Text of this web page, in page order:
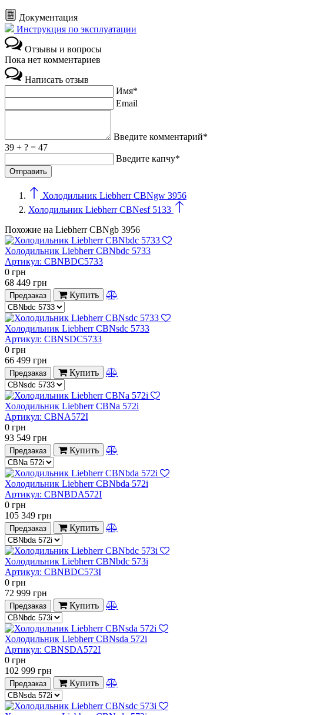
Документация
Инструкция по эксплуатации
Отзывы и вопросы
Пока нет комментариев
Написать отзыв
Имя*
Email
Введите комментарий*
39 + ? = 47
Введите капчу*
Холодильник Liebherr CBNgw 3956
Холодильник Liebherr CBNesf 5133
Похожие на Liebherr CBNgb 3956
Холодильник Liebherr CBNbdc 5733
Артикул: CBNBDC5733
0 грн
68 449 грн
Предзаказ Купить
Холодильник Liebherr CBNsdc 5733
Артикул: CBNSDC5733
0 грн
66 499 грн
Предзаказ Купить
Холодильник Liebherr CBNa 572i
Артикул: CBNA572I
0 грн
93 549 грн
Предзаказ Купить
Холодильник Liebherr CBNbda 572i
Артикул: CBNBDA572I
0 грн
105 349 грн
Предзаказ Купить
Холодильник Liebherr CBNbdc 573i
Артикул: CBNBDC573I
0 грн
72 999 грн
Предзаказ Купить
Холодильник Liebherr CBNsda 572i
Артикул: CBNSDA572I
0 грн
102 999 грн
Предзаказ Купить